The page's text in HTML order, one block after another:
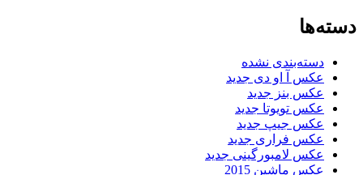
دسته‌ها
دسته‌بندی نشده
عکس آ او دی جدید
عکس بنز جدید
عکس تویوتا جدید
عکس جیپ جدید
عکس فراری جدید
عکس لامبورگینی جدید
عکس ماشین 2015